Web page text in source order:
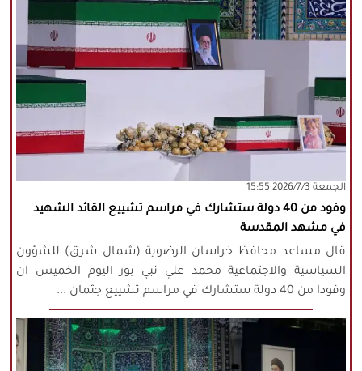
‫‫الجمعة‬‬ 2026/7/3 15:55
وفود من 40 دولة ستشارك في مراسم تشييع القائد الشهيد
في مشهد المقدسة
قال مساعد محافظ خراسان الرضوية (شمال شرق) للشؤون
السياسية والاجتماعية محمد علي نبي بور اليوم الخميس ان
وفودا من 40 دولة ستشارك في مراسم تشييع جثمان ...